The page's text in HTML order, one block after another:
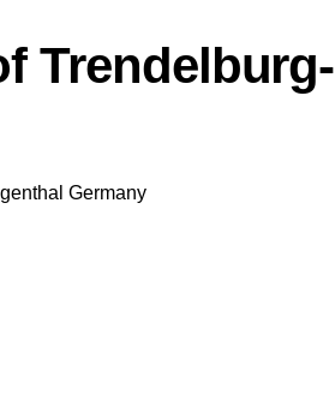
Trendelburg-
Germany